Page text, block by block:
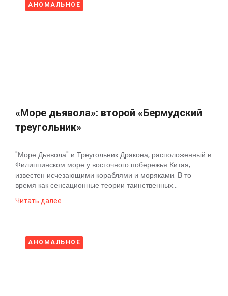
АНОМАЛЬНОЕ
«Море дьявола»: второй «Бермудский
треугольник»
"Море Дьявола" и Треугольник Дракона, расположенный в
Филиппинском море у восточного побережья Китая,
известен исчезающими кораблями и моряками. В то
время как сенсационные теории таинственных...
Читать далее
АНОМАЛЬНОЕ